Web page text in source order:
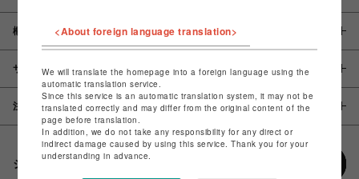
概要
サイズ
注意事項
シェアする
<About foreign language translation>
We will translate the homepage into a foreign language using the
automatic translation service.
Since this service is an automatic translation system, it may not be
translated correctly and may differ from the original content of the
page before translation.
In addition, we do not take any responsibility for any direct or
indirect damage caused by using this service. Thank you for your
understanding in advance.